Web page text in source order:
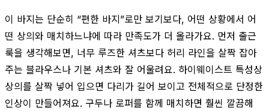
이 바지는 단순히 “편한 바지”로만 보기보다, 어떤 상황에서 어
떤 상의와 매치하느냐에 따라 만족도가 더 올라가요. 먼저 출근
룩을 생각해보면, 너무 루즈한 셔츠보다 허리 라인을 살짝 잡아
주는 블라우스나 기본 셔츠와 잘 어울려요. 하이웨이스트 특성상
상의를 살짝 넣어 입으면 다리가 길어 보이고 전체적으로 단정한
인상이 만들어져요. 구두나 로퍼를 함께 매치하면 훨씬 깔끔해